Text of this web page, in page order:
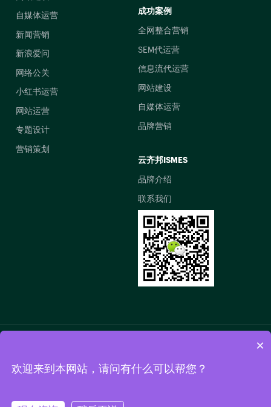
自媒体运营
新闻营销
新浪爱问
网络公关
小红书运营
网站运营
专题设计
营销策划
成功案例
全网整合营销
SEM代运营
信息流代运营
网站建设
自媒体运营
品牌营销
云齐邦ISMES
品牌介绍
联系我们
© 2020
×
欢迎来到本网站，请问有什么可以帮您？